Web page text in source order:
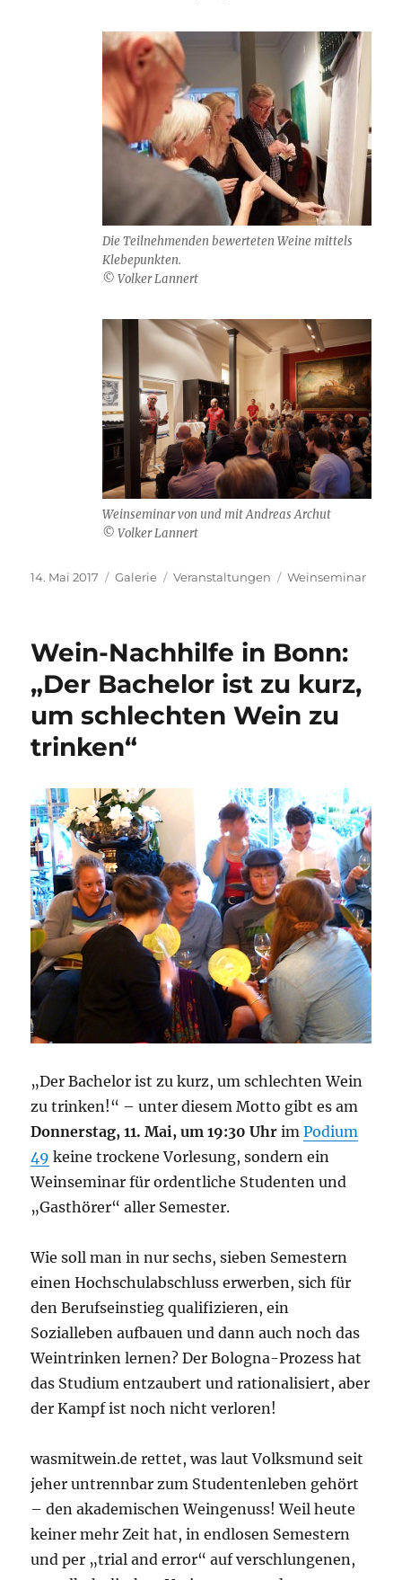
Die Teilnehmenden bewerteten Weine mittels
Klebepunkten.
© Volker Lannert
Weinseminar von und mit Andreas Archut
© Volker Lannert
Veröffentlicht
14. Mai 2017 Format
Galerie Kategorien
Veranstaltungen Schlagwörter
Weinseminar
Wein-Nachhilfe in Bonn:
„Der Bachelor ist zu kurz,
um schlechten Wein zu
trinken“
„Der Bachelor ist zu kurz, um schlechten Wein
zu trinken!“ – unter diesem Motto gibt es am
Donnerstag, 11. Mai, um 19:30 Uhr imPodium
49 keine trockene Vorlesung, sondern ein
Weinseminar für ordentliche Studenten und
„Gasthörer“ aller Semester.
Wie soll man in nur sechs, sieben Semestern
einen Hochschulabschluss erwerben, sich für
den Berufseinstieg qualifizieren, ein
Sozialleben aufbauen und dann auch noch das
Weintrinken lernen? Der Bologna-Prozess hat
das Studium entzaubert und rationalisiert, aber
der Kampf ist noch nicht verloren!
wasmitwein.de rettet, was laut Volksmund seit
jeher untrennbar zum Studentenleben gehört
– den akademischen Weingenuss! Weil heute
keiner mehr Zeit hat, in endlosen Semestern
und per „trial and error“ auf verschlungenen,